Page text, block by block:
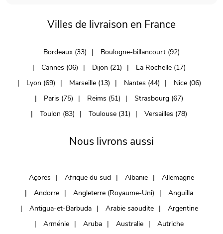
Villes de livraison en France
Bordeaux (33)
Boulogne-billancourt (92)
Cannes (06)
Dijon (21)
La Rochelle (17)
Lyon (69)
Marseille (13) Nantes (44)
Nice (06)
Paris (75)
Reims (51)
Strasbourg (67)
Toulon (83)
Toulouse (31) Versailles (78)
Nous livrons aussi
Açores Afrique du sud Albanie
Allemagne
Andorre
Angleterre (Royaume-Uni)
Anguilla
Antigua-et-Barbuda
Arabie saoudite
Argentine
Arménie
Aruba Australie
Autriche